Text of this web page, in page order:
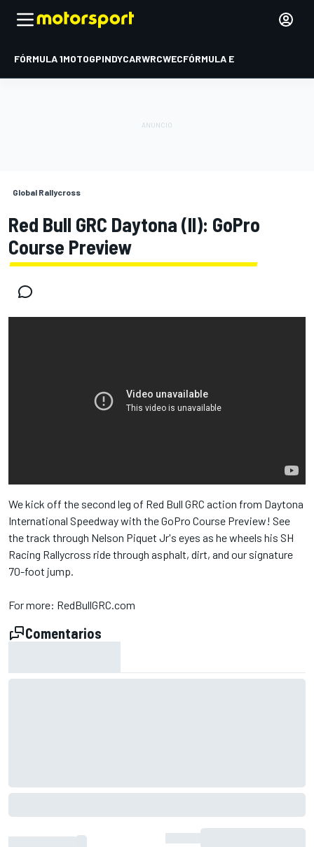
FÓRMULA 1MOTOGPINDYCARWRCWECFÓRMULA E
Global Rallycross
Red Bull GRC Daytona (II): GoPro
Course Preview
We kick off the second leg of Red Bull​ GRC action from Daytona
International Speedway​ with the GoPro​ Course Preview! See
the track through Nelson Piquet Jr​'s eyes as he wheels his SH
Racing Rallycross​ ride through asphalt, dirt, and our signature
70-foot jump.
For more: RedBullGRC.com
Comentarios